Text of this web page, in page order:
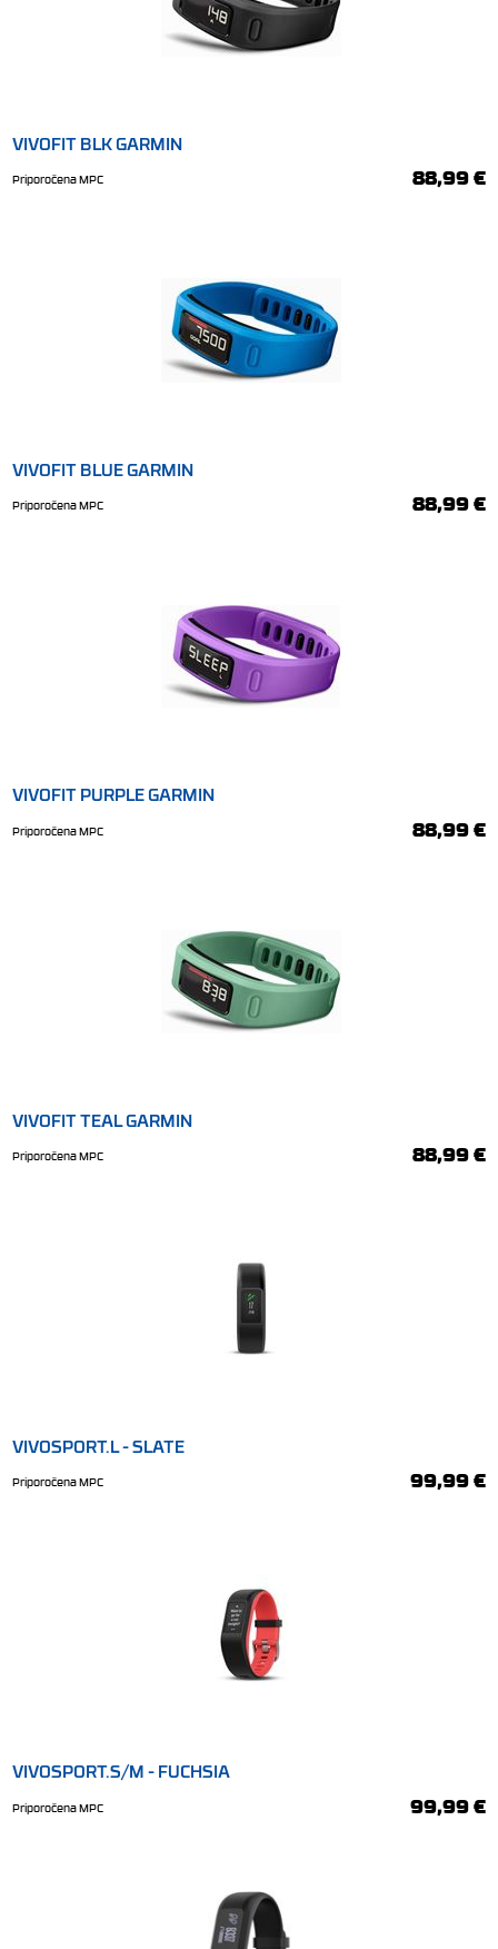
VIVOFIT BLK GARMIN
Priporočena MPC 88,99 €
VIVOFIT BLUE GARMIN
Priporočena MPC 88,99 €
VIVOFIT PURPLE GARMIN
Priporočena MPC 88,99 €
VIVOFIT TEAL GARMIN
Priporočena MPC 88,99 €
VIVOSPORT.L - SLATE
Priporočena MPC 99,99 €
VIVOSPORT.S/M - FUCHSIA
Priporočena MPC 99,99 €